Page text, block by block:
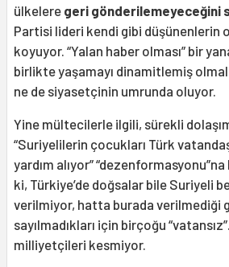
ülkelere geri gönderilemeyeceğini
Partisi lideri kendi gibi düşünenlerin
koyuyor. “Yalan haber olması” bir
birlikte yaşamayı dinamitlemiş
ne de siyasetçinin umrunda oluyor.
Yine mültecilerle ilgili, sürekli
“Suriyelilerin çocukları Türk
yardım alıyor”
ki, Türkiye’de doğsalar bile Suriyeli
verilmiyor, hatta burada verilmediği
sayılmadıkları için birçoğu
milliyetçileri kesmiyor.